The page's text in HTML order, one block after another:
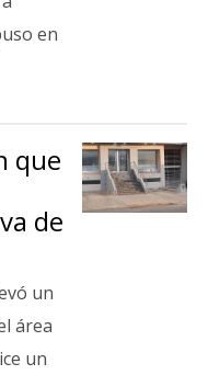
en
que
de
un
área
un